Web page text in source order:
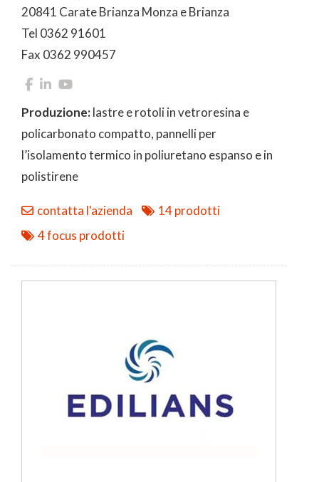
20841 Carate Brianza Monza e Brianza
Tel 0362 91601
Fax 0362 990457
Produzione:lastre e rotoli in vetroresina e
policarbonato compatto, pannelli per
l’isolamento termico in poliuretano espanso e in
polistirene
contatta l'azienda
14 prodotti
4 focus prodotti